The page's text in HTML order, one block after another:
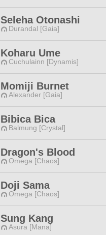
Seleha Otonashi
Durandal [Gaia]
Koharu Ume
Cuchulainn [Dynamis]
Momiji Burnet
Alexander [Gaia]
Bibica Bica
Balmung [Crystal]
Dragon's Blood
Omega [Chaos]
Doji Sama
Omega [Chaos]
Sung Kang
Asura [Mana]